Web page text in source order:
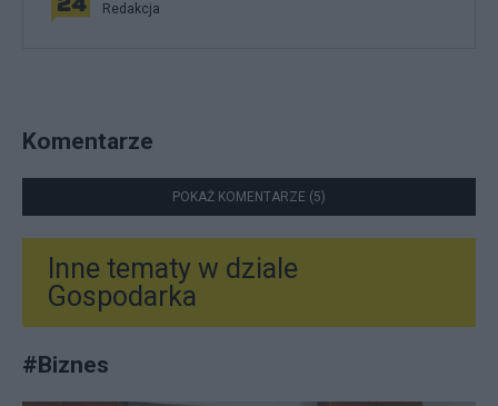
Redakcja
Komentarze
POKAŻ KOMENTARZE (5)
Inne tematy w dziale
Gospodarka
#Biznes